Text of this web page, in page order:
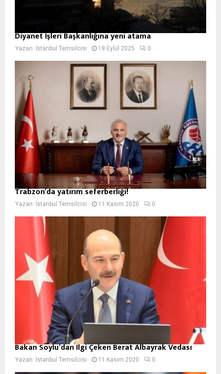
Diyanet İşleri Başkanlığına yeni atama
Yazan: İstanbul Temsilcisi 18 Eylül 2025 0
Trabzon’da yatırım seferberliği!
Yazan: İstanbul Temsilcisi 11 Kasım 2020 0
Bakan Soylu’dan İlgi Çeken Berat Albayrak Vedası
Yazan: İstanbul Temsilcisi 11 Kasım 2020 0